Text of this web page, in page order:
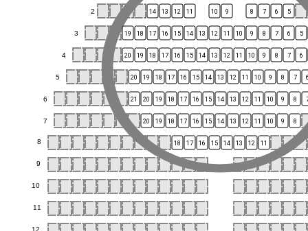
2
3
4
5
6
7
8
9
10
11
12
14 13 12 11 10 9 8 7 6 5
19 18 17 16 15 14 13 12 11 10 9 8 7 6 5
20 19 18 17 16 15 14 13 12 11 10 9 8 7 6
20 19 18 17 16 15 14 13 12 11 10 9 8 7
21 20 19 18 17 16 15 14 13 12 11 10 9 8
20 19 18 17 16 15 14 13 12 11 10 9 8
18 17 16 15 14 13 12 11